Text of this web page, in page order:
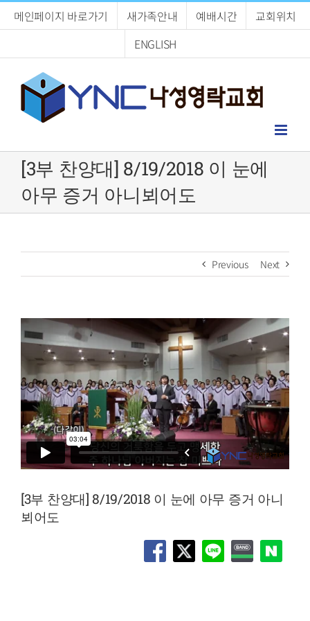
메인페이지 바로가기 새가족안내 예배시간
교회위치
ENGLISH
[3부 찬양대] 8/19/2018 이 눈에
아무 증거 아니뵈어도
Previous Next
[3부 찬양대] 8/19/2018 이 눈에 아무 증거 아니
뵈어도